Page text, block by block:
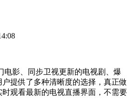
电影、同步卫视更新的电视剧、爆
提供了多种清晰度的选择，真正做
观看最新的电视直播界面，不需要